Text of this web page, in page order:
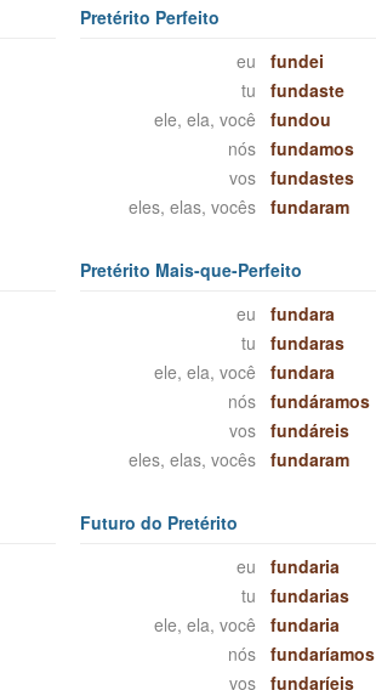
Pretérito Perfeito
eu
fundei
tu
fundaste
ele, ela, você
fundou
nós
fundamos
vos
fundastes
eles, elas, vocês
fundaram
Pretérito Mais-que-Perfeito
eu
fundara
tu
fundaras
ele, ela, você
fundara
nós
fundáramos
vos
fundáreis
eles, elas, vocês
fundaram
Futuro do Pretérito
eu
fundaria
tu
fundarias
ele, ela, você
fundaria
nós
fundaríamos
vos
fundaríeis